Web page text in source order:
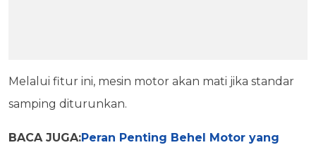
Melalui fitur ini, mesin motor akan mati jika standar
samping diturunkan.
BACA JUGA:Peran Penting Behel Motor yang